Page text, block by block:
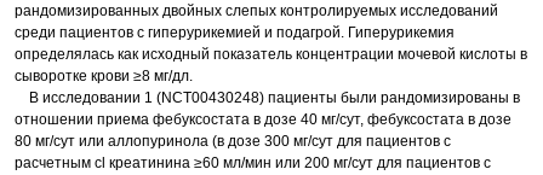
рандомизированных двойных слепых контролируемых исследований
среди пациентов с гиперурикемией и подагрой. Гиперурикемия
определялась как исходный показатель концентрации мочевой кислоты в
сыворотке крови ≥8 мг/дл.
В исследовании 1 (NCT00430248) пациенты были рандомизированы в
отношении приема фебуксостата в дозе 40 мг/сут, фебуксостата в дозе
80 мг/сут или аллопуринола (в дозе 300 мг/сут для пациентов с
расчетным сl креатинина ≥60 мл/мин или 200 мг/сут для пациентов с